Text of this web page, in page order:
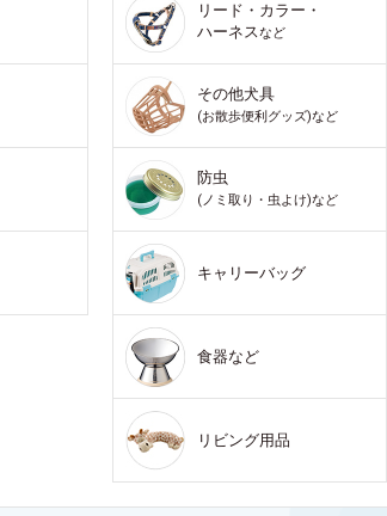
リード・カラー・
ハーネスなど
その他犬具
(お散歩便利グッズ)など
防虫
(ノミ取り・虫よけ)など
キャリーバッグ
食器など
リビング用品